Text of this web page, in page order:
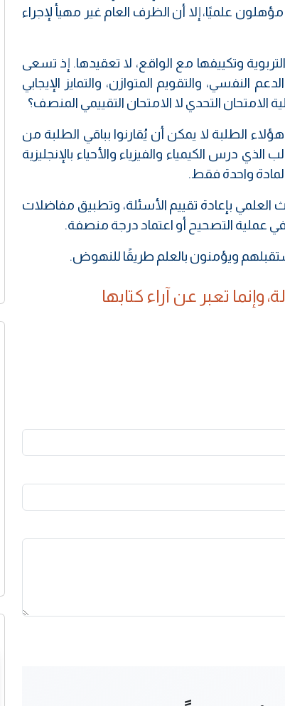
علميًا، إلا أن الظرف العام غير مهيأ لإجراء
وتكييفها مع الواقع، لا تعقيدها. إذ تسعى
والتقويم المتوازن، والتمايز الإيجابي
التحدي لا الامتحان التقييمي المنصف؟
الطلبة لا يمكن أن يُقارنوا بباقي الطلبة من
درس الكيمياء والفيزياء والأحياء بالإنجليزية
واحدة فقط.
العلمي بإعادة تقييم الأسئلة، وتطبيق مفاضلات
عملية التصحيح أو اعتماد درجة منصفة.
ويؤمنون بالعلم طريقًا للنهوض.
وإنما تعبر عن آراء كتابها